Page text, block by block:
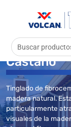
Castaño
Tinglado de
madera natural.
particularmente
visuales de la